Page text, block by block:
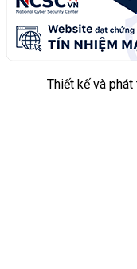
Thiết kế và